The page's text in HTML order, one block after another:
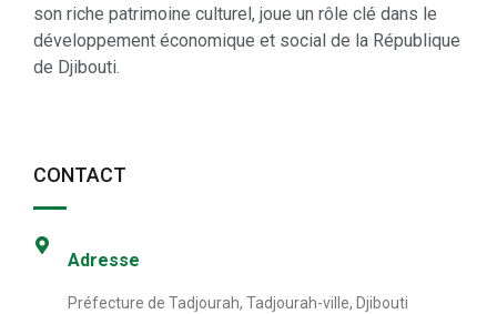
son riche patrimoine culturel, joue un rôle clé dans le
développement économique et social de la République
de Djibouti.
CONTACT
Adresse
Préfecture de Tadjourah, Tadjourah-ville, Djibouti